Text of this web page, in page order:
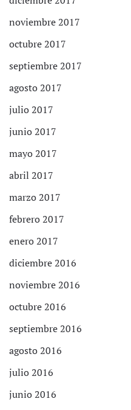
noviembre 2017
octubre 2017
septiembre 2017
agosto 2017
julio 2017
junio 2017
mayo 2017
abril 2017
marzo 2017
febrero 2017
enero 2017
diciembre 2016
noviembre 2016
octubre 2016
septiembre 2016
agosto 2016
julio 2016
junio 2016